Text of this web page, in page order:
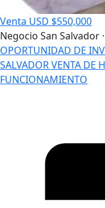
Venta USD $550,000
Negocio San Salvador
OPORTUNIDAD DE
SALVADOR VENTA DE
FUNCIONAMIENTO